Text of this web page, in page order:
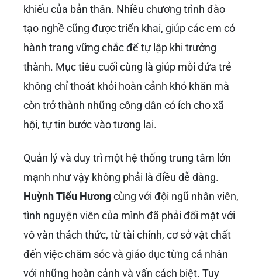
khiếu của bản thân. Nhiều chương trình đào
tạo nghề cũng được triển khai, giúp các em có
hành trang vững chắc để tự lập khi trưởng
thành. Mục tiêu cuối cùng là giúp mỗi đứa trẻ
không chỉ thoát khỏi hoàn cảnh khó khăn mà
còn trở thành những công dân có ích cho xã
hội, tự tin bước vào tương lai.
Quản lý và duy trì một hệ thống trung tâm lớn
mạnh như vậy không phải là điều dễ dàng.
Huỳnh Tiểu Hươngcùng với đội ngũ nhân viên,
tình nguyện viên của mình đã phải đối mặt với
vô vàn thách thức, từ tài chính, cơ sở vật chất
đến việc chăm sóc và giáo dục từng cá nhân
với những hoàn cảnh và vấn cách biệt. Tuy